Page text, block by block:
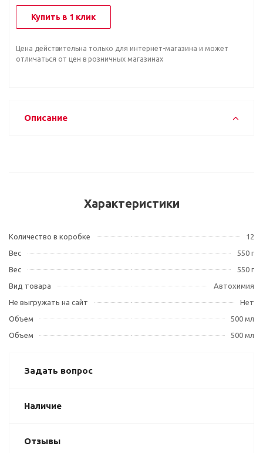
Купить в 1 клик
Цена действительна только для интернет-магазина и может
отличаться от цен в розничных магазинах
Описание
Характеристики
Количество в коробке
12
Вес
550 г
Вес
550 г
Вид товара
Автохимия
Не выгружать на сайт
Нет
Объем
500 мл
Объем
500 мл
Задать вопрос
Наличие
Отзывы